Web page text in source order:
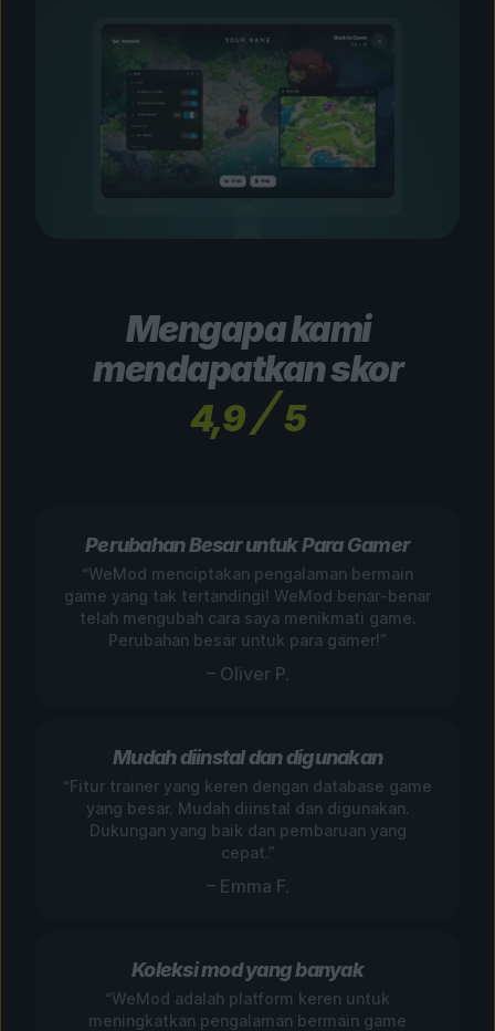
Mengapa kami
mendapatkan skor
4,9
5
Perubahan Besar untuk Para Gamer
“WeMod menciptakan pengalaman bermain
game yang tak tertandingi! WeMod benar-benar
telah mengubah cara saya menikmati game.
Perubahan besar untuk para gamer!”
– Oliver P.
Mudah diinstal dan digunakan
“Fitur trainer yang keren dengan database game
yang besar. Mudah diinstal dan digunakan.
Dukungan yang baik dan pembaruan yang
cepat.”
– Emma F.
Koleksi mod yang banyak
“WeMod adalah platform keren untuk
meningkatkan pengalaman bermain game